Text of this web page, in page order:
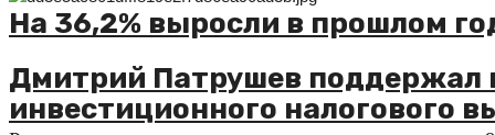
На 36,2% выросли в прошлом
Дмитрий Патрушев поддержал
инвестиционного налогового